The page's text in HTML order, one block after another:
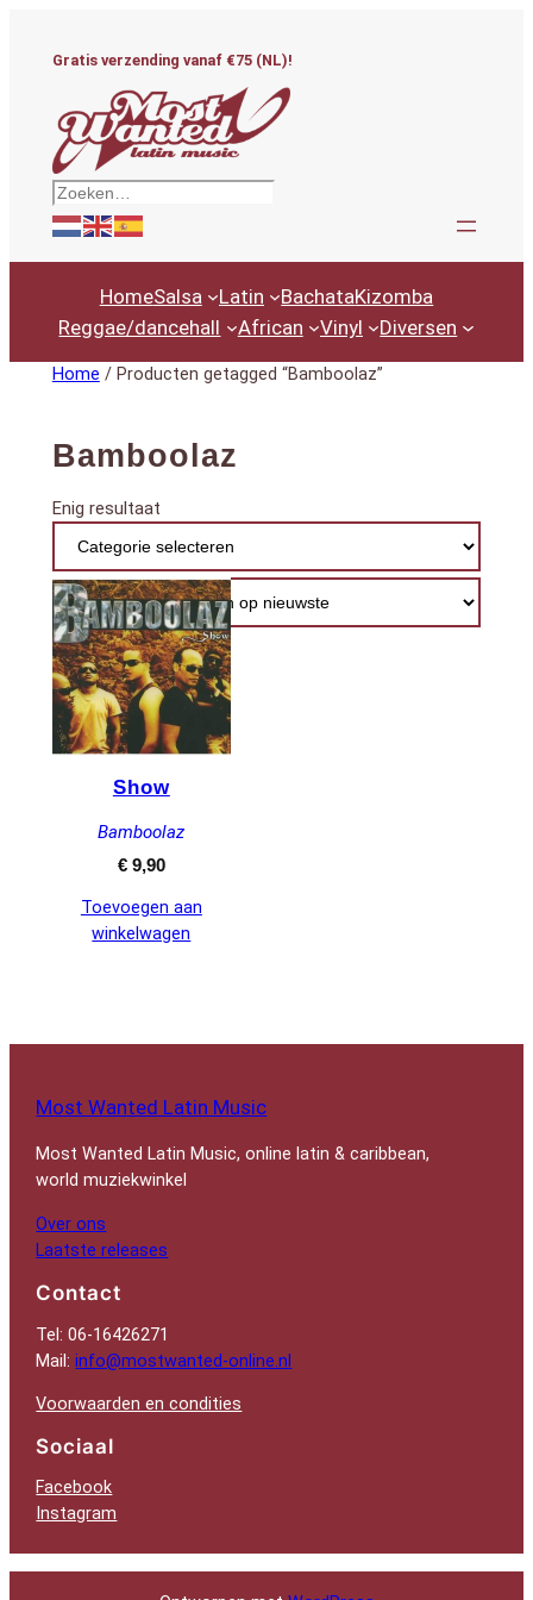
Gratis verzending vanaf €75 (NL)!
Zoeken
HomeSalsa Latin BachataKizomba
Reggae/dancehall
African Vinyl Diversen
Home / Producten getagged “Bamboolaz”
Bamboolaz
Enig resultaat
Show
Bamboolaz
€9,90
Toevoegen aan
winkelwagen
Most Wanted Latin Music
Most Wanted Latin Music, online latin & caribbean,
world muziekwinkel
Over ons
Laatste releases
Contact
Tel: 06-16426271
Mail:info@mostwanted-online.nl
Voorwaarden en condities
Sociaal
Facebook
Instagram